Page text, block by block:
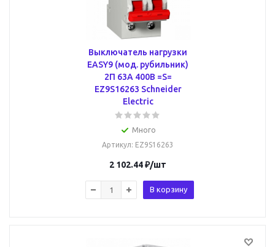
Выключатель нагрузки
EASY9 (мод. рубильник)
2П 63А 400В =S=
EZ9S16263 Schneider
Electric
Много
Артикул: EZ9S16263
2 102.44₽/шт
В корзину